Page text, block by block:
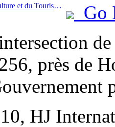
Prev:Le ministère de la Culture et du Tourisme a indiqué qu'en 2025, 16 994 sites touristiques de niveau A ont accueilli 7,51 milliards de visiteurs, générant des recettes touristiques de 554,49 milliards de yuans.
Go
près de
HJ